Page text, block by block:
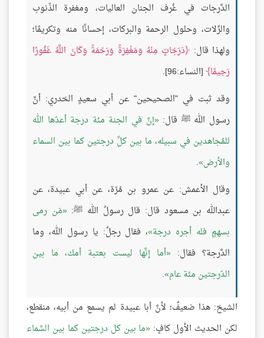
الدَّرجات في غُرف الجنان العاليات، ومغفرة الذّنوب
والزّلات، وحلول الرحمة والبركات، إحسانًا منه وتكريمًا؛
ولهذا قال:
دَرَجَاتٍ مِنْهُ وَمَغْفِرَةً وَرَحْمَةً وَكَانَ اللَّهُ غَفُورًا
رَحِيمًا [النساء:96].
وقد ثبت في "الصحيحين" عن أبي سعيدٍ الخدري: أنَّ
رسول الله ﷺ قال: إنَّ في الجنة مئة درجة أعدّها الله
للمُجاهدين في سبيله، ما بين كلِّ درجتين كما بين السماء
والأرض .
وقال الأعمش: عن عمرو بن مُرّة، عن أبي عبيدة، عن
عبدالله بن مسعود قال: قال رسولُ الله ﷺ: مَن رمى
بسهمٍ فله أجره درجة ، فقال رجلٌ: يا رسول الله، وما
الدَّرجة؟ فقال:
أما إنَّها ليست بعتبة أمك، ما بين
الدّرجتين مئة عام .
الشيخ: هذا ضعيفٌ؛ لأنَّ أبا عبيدة لم يسمع من أبيه، منقطع،
لكن الحديث الأول كافٍ: ما بين كل درجتين كما بين السَّماء